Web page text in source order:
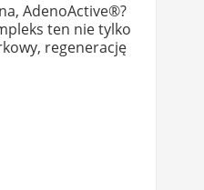
AdenoActive®?
ten nie tylko
regenerację